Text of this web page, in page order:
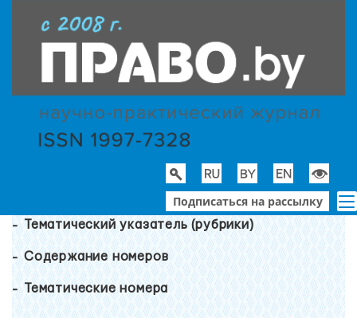
Подписаться на рассылку
Тематический указатель (рубрики)
Содержание номеров
Тематические номера